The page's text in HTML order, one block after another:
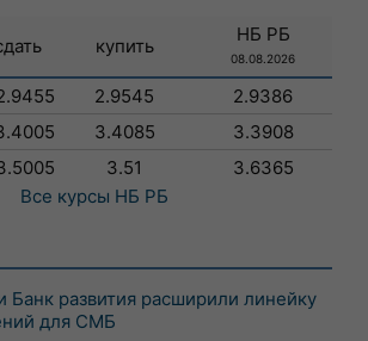
купить
НБ РБ
08.08.2026
2.9545
2.9386
3.4085
3.3908
3.51
3.6365
Все курсы НБ РБ
Банк развития расширили линейку
для СМБ